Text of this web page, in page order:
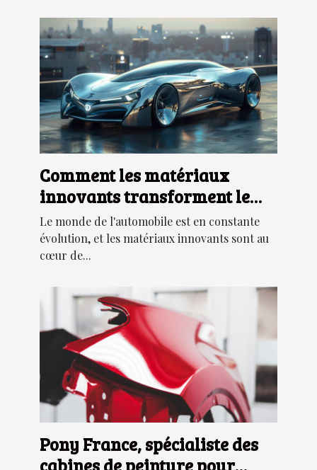
Comment les matériaux
innovants transforment le
design des voitures modernes
Le monde de l'automobile est en constante
évolution, et les matériaux innovants sont au
cœur de...
Pony France, spécialiste des